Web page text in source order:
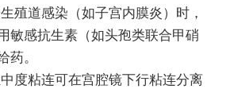
殖道感染（如子宫内膜炎）时，
敏感抗生素（如头孢类联合甲硝
药。
度粘连可在宫腔镜下行粘连分离